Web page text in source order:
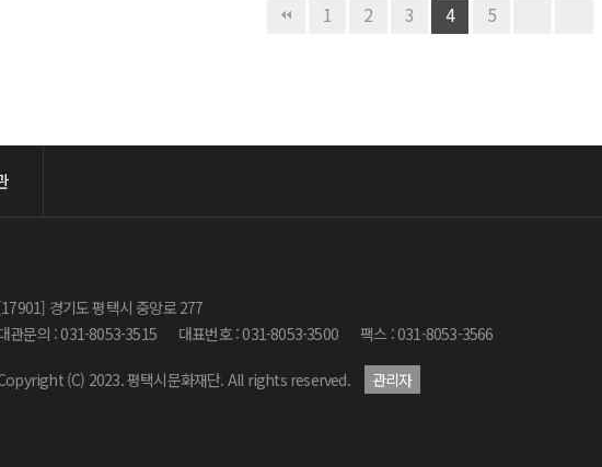
1 2 3 4 5
경기도 평택시 중앙로 277
관문의 : 031-8053-3515
대표번호 : 031-8053-3500 팩스 : 031-8053-3566
(C) 2023. 평택시문화재단. All rights reserved. 관리자